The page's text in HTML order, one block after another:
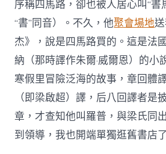
找
九
宮
格
私
密
空
間
網〉
中
序稱四馬路，卻也被人居心叫“書
“書”同音）。不久，他聚會場地
杰》，說是四馬路買的。這是法
納（那時譯作朱爾·威爾恩）的小
寒假里冒險泛海的故事，章回體
（即梁啟超）譯，后八回譯者是
章，才查知他叫羅普，與梁氏同
到領導，我也開端單獨逛舊書店